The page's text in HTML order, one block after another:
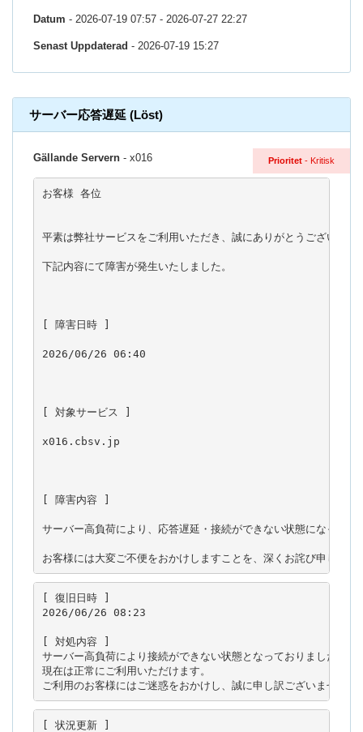
Datum - 2026-07-19 07:57 - 2026-07-27 22:27
Senast Uppdaterad - 2026-07-19 15:27
サーバー応答遅延 (Löst)
Prioritet - Kritisk
Gällande Servern - x016
お客様 各位
平素は弊社サービスをご利用いただき、誠にありがとうございます
下記内容にて障害が発生いたしました。
[ 障害日時 ]
2026/06/26 06:40
[ 対象サービス ]
x016.cbsv.jp
[ 障害内容 ]
サーバー高負荷により、応答遅延・接続ができない状態になってお
お客様には大変ご不便をおかけしますことを、深くお詫び申し上げ
[ 復旧日時 ]
2026/06/26 08:23
[ 対処内容 ]
サーバー高負荷により接続ができない状態となっておりましたが、
現在は正常にご利用いただけます。
ご利用のお客様にはご迷惑をおかけし、誠に申し訳ございませんで
[ 状況更新 ]